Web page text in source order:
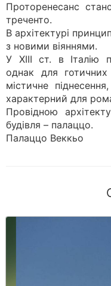
Проторенесанс
треченто.
В архітектурі
з новими віяннями.
У ХIII ст. в Італію
однак для готичних
містичне
характерний для
Провідною
будівля – палаццо.
Палаццо Веккьо